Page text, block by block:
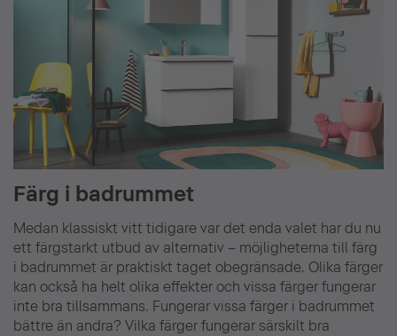
Färg i badrummet
Medan klassiskt vitt tidigare var det enda valet har du nu
ett färgstarkt utbud av alternativ – möjligheterna till färg
i badrummet är praktiskt taget obegränsade. Olika färger
kan också ha helt olika effekter och vissa färger fungerar
inte bra tillsammans. Fungerar vissa färger i badrummet
bättre än andra? Vilka färger fungerar särskilt bra